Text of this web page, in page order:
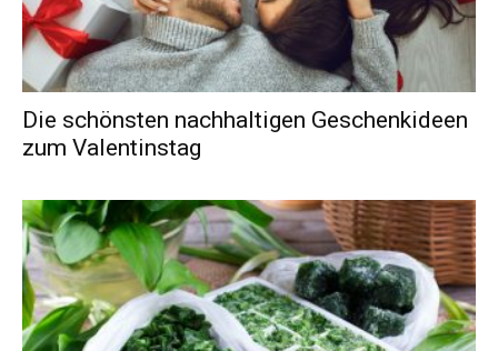
Die schönsten nachhaltigen Geschenkideen
zum Valentinstag